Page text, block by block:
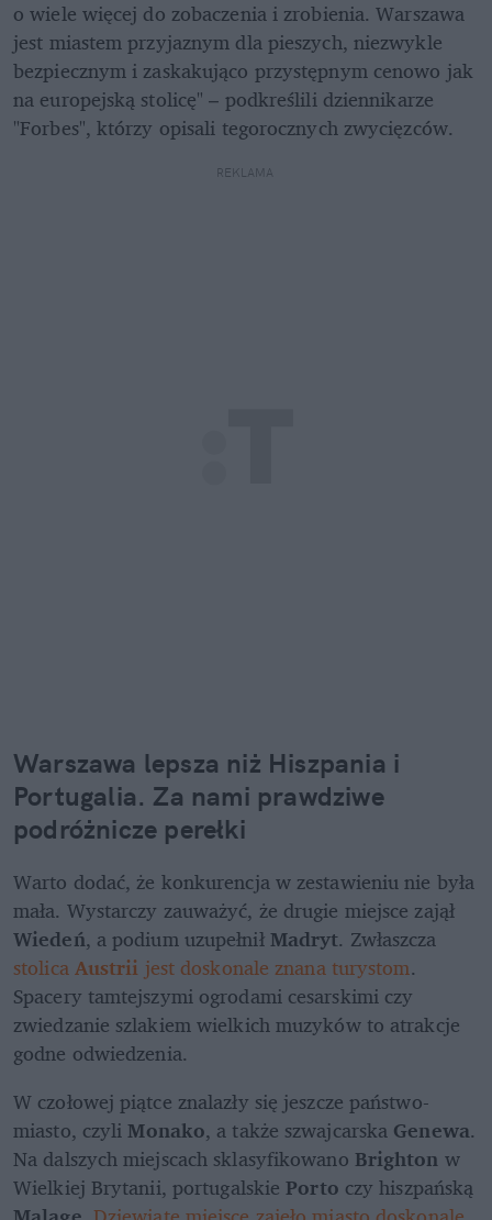
o wiele więcej do zobaczenia i zrobienia. Warszawa
jest miastem przyjaznym dla pieszych, niezwykle
bezpiecznym i zaskakująco przystępnym cenowo jak
na europejską stolicę" – podkreślili dziennikarze
"Forbes", którzy opisali tegorocznych zwycięzców.
REKLAMA
Warszawa lepsza niż Hiszpania i
Portugalia. Za nami prawdziwe
podróżnicze perełki
Warto dodać, że konkurencja w zestawieniu nie była
mała. Wystarczy zauważyć, że drugie miejsce zajął
Wiedeń, a podium uzupełnił Madryt
stolica Austrii jest doskonale znana turystom.
Spacery tamtejszymi ogrodami cesarskimi czy
zwiedzanie szlakiem wielkich muzyków to atrakcje
godne odwiedzenia.
W czołowej piątce znalazły się jeszcze państwo-
miasto, czyli Monako, a także szwajcarska Genewa.
Na dalszych miejscach sklasyfikowano Brighton w
Wielkiej Brytanii, portugalskie Porto